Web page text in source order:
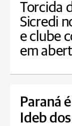
Torcida
Sicredi
e clube
em
Paraná
Ideb